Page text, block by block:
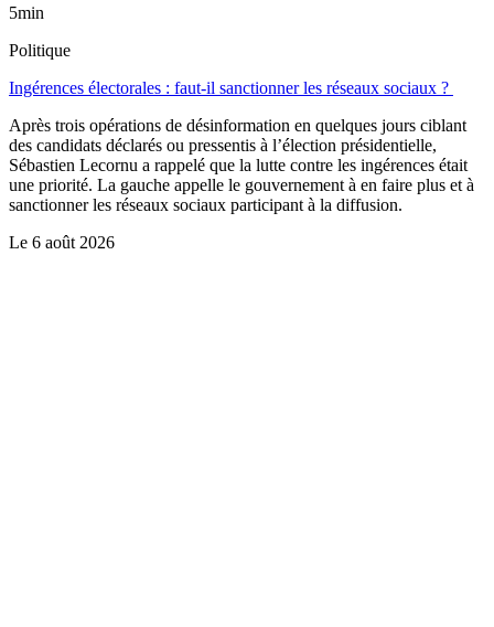
5min
Politique
Ingérences électorales : faut-il sanctionner les réseaux sociaux ?
Après trois opérations de désinformation en quelques jours ciblant
des candidats déclarés ou pressentis à l’élection présidentielle,
Sébastien Lecornu a rappelé que la lutte contre les ingérences était
une priorité. La gauche appelle le gouvernement à en faire plus et à
sanctionner les réseaux sociaux participant à la diffusion.
Le 6 août 2026